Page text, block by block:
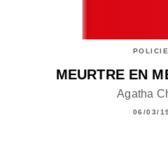
MEURTRE EN
Agatha
06/03/